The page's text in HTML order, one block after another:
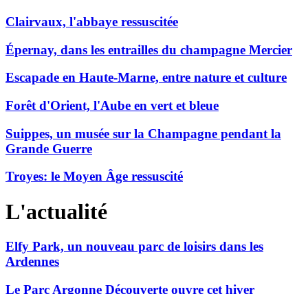
Clairvaux, l'abbaye ressuscitée
Épernay, dans les entrailles du champagne Mercier
Escapade en Haute-Marne, entre nature et culture
Forêt d'Orient, l'Aube en vert et bleue
Suippes, un musée sur la Champagne pendant la
Grande Guerre
Troyes: le Moyen Âge ressuscité
L'actualité
Elfy Park, un nouveau parc de loisirs dans les
Ardennes
Le Parc Argonne Découverte ouvre cet hiver